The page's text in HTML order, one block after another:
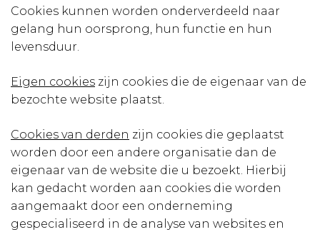
Cookies kunnen worden onderverdeeld naar
gelang hun oorsprong, hun functie en hun
levensduur.
Eigen cookies zijn cookies die de eigenaar van de
bezochte website plaatst.
Cookies van derden zijn cookies die geplaatst
worden door een andere organisatie dan de
eigenaar van de website die u bezoekt. Hierbij
kan gedacht worden aan cookies die worden
aangemaakt door een onderneming
gespecialiseerd in de analyse van websites en